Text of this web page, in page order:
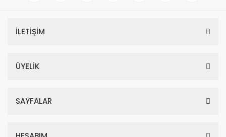
İLETİŞİM
ÜYELİK
SAYFALAR